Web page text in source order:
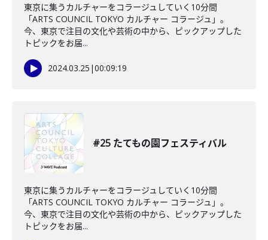
東京に集うカルチャーをコラージュしていく10分間
「ARTS COUNCIL TOKYO カルチャー コラージュ」。
今、東京で注目の文化や芸術の中から、ピックアップした
トピックをお届...
2024.03.25 |00:09:19
#25 たてもの園フェスティバル
東京に集うカルチャーをコラージュしていく10分間
「ARTS COUNCIL TOKYO カルチャー コラージュ」。
今、東京で注目の文化や芸術の中から、ピックアップした
トピックをお届...